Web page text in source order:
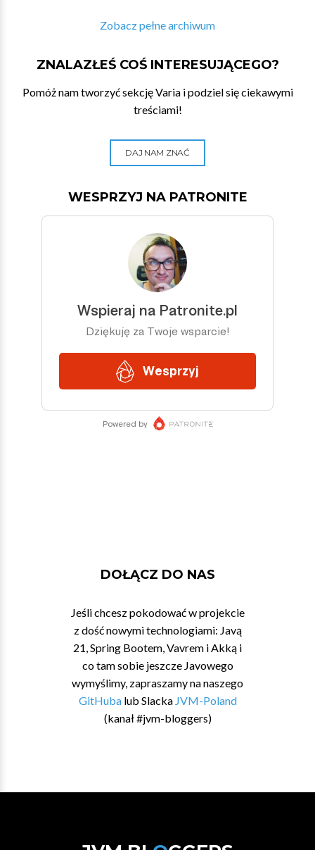
Zobacz pełne archiwum
ZNALAZŁEŚ COŚ INTERESUJĄCEGO?
Pomóż nam tworzyć sekcję Varia i podziel się ciekawymi
treściami!
DAJ NAM ZNAĆ
WESPRZYJ NA PATRONITE
DOŁĄCZ DO NAS
Jeśli chcesz pokodować w projekcie
z dość nowymi technologiami: Javą
21, Spring Bootem, Vavrem i Akką i
co tam sobie jeszcze Javowego
wymyślimy, zapraszamy na naszego
GitHubalub Slacka JVM-Poland
(kanał #jvm-bloggers)